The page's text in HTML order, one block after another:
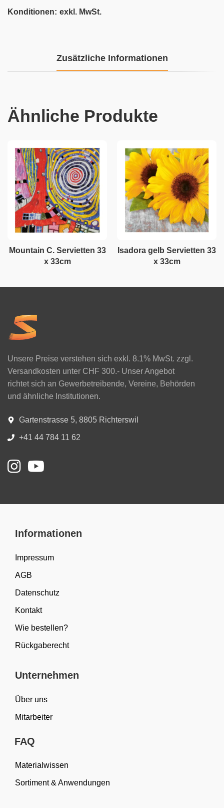
Konditionen: exkl. MwSt.
Zusätzliche Informationen
Ähnliche Produkte
Mountain C. Servietten 33
x 33cm
Isadora gelb Servietten 33
x 33cm
Unsere Preise verstehen sich exkl. 8.1% MwSt. zzgl.
Versandkosten unter CHF 300.- Unser Angebot
richtet sich an Gewerbetreibende, Vereine, Behörden
und ähnliche Institutionen.
Gartenstrasse 5, 8805 Richterswil
+41 44 784 11 62
Informationen
Impressum
AGB
Datenschutz
Kontakt
Wie bestellen?
Rückgaberecht
Unternehmen
Über uns
Mitarbeiter
FAQ
Materialwissen
Sortiment & Anwendungen